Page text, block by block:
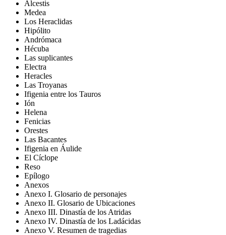
Alcestis
Medea
Los Heraclidas
Hipólito
Andrómaca
Hécuba
Las suplicantes
Electra
Heracles
Las Troyanas
Ifigenia entre los Tauros
Ión
Helena
Fenicias
Orestes
Las Bacantes
Ifigenia en Áulide
El Cíclope
Reso
Epílogo
Anexos
Anexo I. Glosario de personajes
Anexo II. Glosario de Ubicaciones
Anexo III. Dinastía de los Atridas
Anexo IV. Dinastía de los Ladácidas
Anexo V. Resumen de tragedias